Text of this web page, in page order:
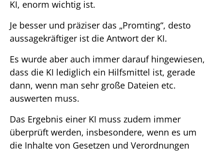
KI, enorm wichtig ist.
Je besser und präziser das „Promting“, desto
aussagekräftiger ist die Antwort der KI.
Es wurde aber auch immer darauf hingewiesen,
dass die KI lediglich ein Hilfsmittel ist, gerade
dann, wenn man sehr große Dateien etc.
auswerten muss.
Das Ergebnis einer KI muss zudem immer
überprüft werden, insbesondere, wenn es um
die Inhalte von Gesetzen und Verordnungen